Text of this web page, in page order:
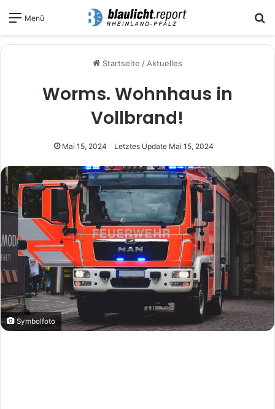
Menü
Startseite / Aktuelles
Worms. Wohnhaus in
Vollbrand!
Mai 15, 2024 Letztes Update Mai 15, 2024
Symbolfoto